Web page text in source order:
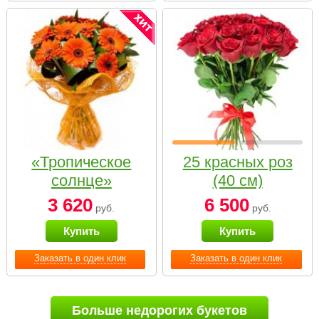
Заказать в один клик
«Тропическое
солнце»
3 620 руб.
Купить
Заказать в один клик
25 красных роз
(40 см)
6 500руб.
Купить
Больше недорогих букетов